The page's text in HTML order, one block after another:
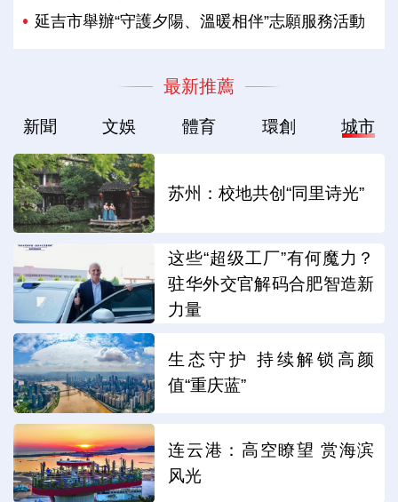
延吉市舉辦“守護夕陽、溫暖相伴”志願服務活動
最新推薦
新聞 文娛 體育 環創 城市
苏州：校地共创“同里诗光”
这些“超级工厂”有何魔力？
驻华外交官解码合肥智造新
力量
生态守护 持续解锁高颜
值“重庆蓝”
连云港：高空瞭望 赏海滨
风光